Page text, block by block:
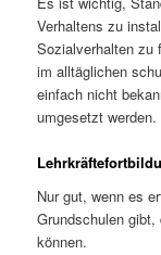
Verhaltens zu
Sozialverhalten zu
im alltäglichen
einfach nicht
umgesetzt werden.
Nur gut, wenn es
Grundschulen gibt,
können.